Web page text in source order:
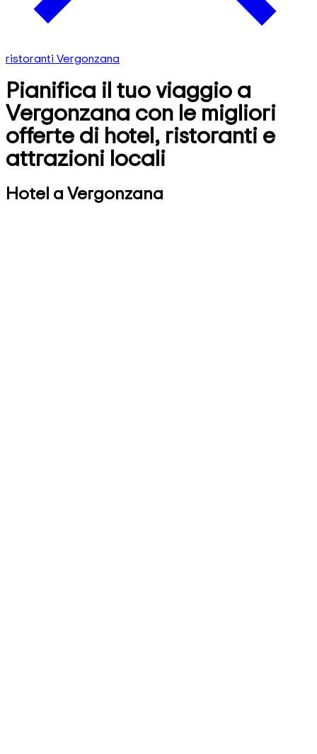
ristoranti Vergonzana
Pianifica il tuo viaggio a
Vergonzana con le migliori
offerte di hotel, ristoranti e
attrazioni locali
Hotel a Vergonzana